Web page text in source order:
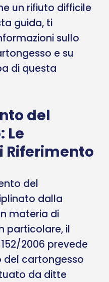
un rifiuto difficile
guida, ti
sullo
e su
di questa
del
Le
Riferimento
del
dalla
materia di
particolare, il
2006 prevede
cartongesso
da ditte